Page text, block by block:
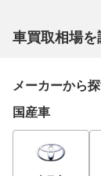
車買取相場を
メーカーから
国産車